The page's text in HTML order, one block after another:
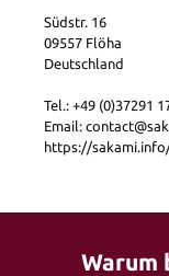
Südstr. 16
09557 Flöha
Deutschland
Tel.: +49 (0)37291
Email:
https://
Warum